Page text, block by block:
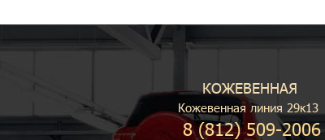
КОЖЕВЕННАЯ
Кожевенная линия 29к13
8 (812) 509-2006